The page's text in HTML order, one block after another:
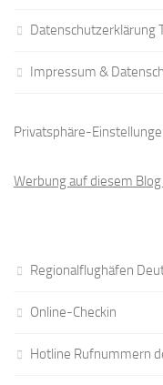
Datenschutzerklärung
Impressum &
Privatsphäre-
Werbung auf diesem
Regionalflughäfen
Online-Checkin
Hotline Rufnummern